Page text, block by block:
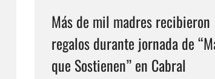
Más de mil madres recibieron
regalos durante jornada de
que Sostienen” en Cabral